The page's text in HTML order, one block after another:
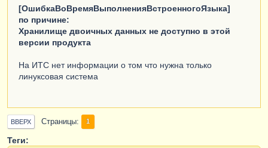
[ОшибкаВоВремяВыполненияВстроенногоЯзыка]
по причине:
Хранилище двоичных данных не доступно в этой
версии продукта
На ИТС нет информации о том что нужна только
линуксовая система
ВВЕРХ Страницы 1
Теги: